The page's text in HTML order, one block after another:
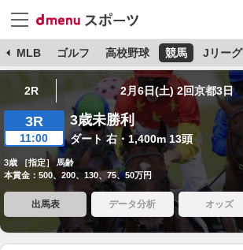
MLB ゴルフ 高校野球 競馬 Jリーグ
2R 2月6日(土) 2回京都3日
3R
11:00
3歳未勝利
ダート 右・1,400m 13頭
3歳 ［指定］ 馬齢
本賞金：500、200、130、75、50万円
出馬表 データ分析 オッズ